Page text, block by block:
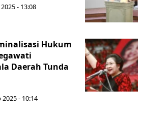
- 13:08
Hukum
Daerah Tunda
2025 - 10:14